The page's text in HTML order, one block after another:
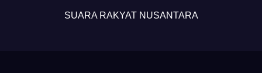
SUARA RAKYAT NUSANTARA